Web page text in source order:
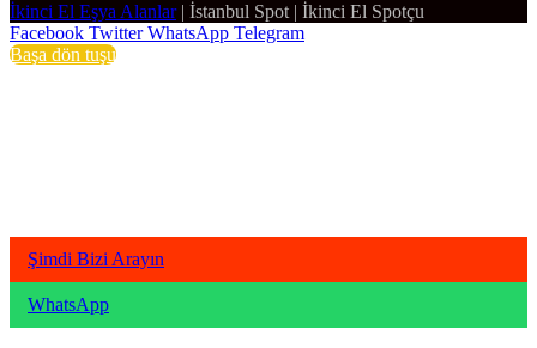
İkinci El Eşya Alanlar İstanbul Spot İkinci El Spotçu
Facebook Twitter WhatsApp Telegram
Başa dön tuşu
Şimdi Bizi Arayın
WhatsApp